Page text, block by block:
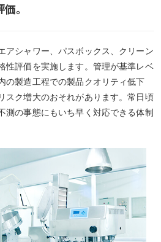
。
アシャワー、パスボックス、クリーン
性評価を実施します。管理が基準レベ
の製造工程での製品クオリティ低下
スク増大のおそれがあります。常日頃
測の事態にもいち早く対応できる体制